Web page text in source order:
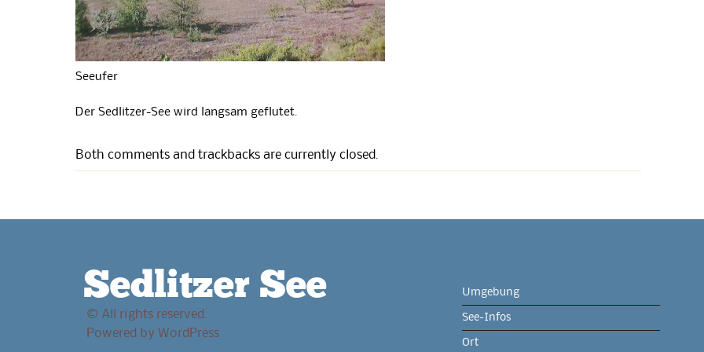
Seeufer
Der Sedlitzer-See wird langsam geflutet.
Both comments and trackbacks are currently closed.
Sedlitzer See
© All rights reserved.
Powered by WordPress
Umgebung
See-Infos
Ort